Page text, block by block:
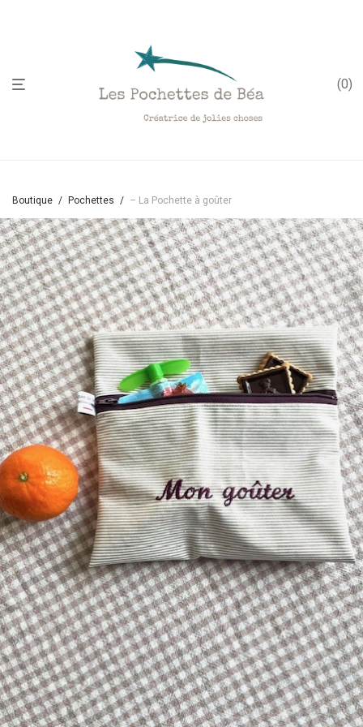
0
Boutique / Pochettes / – La Pochette à goûter